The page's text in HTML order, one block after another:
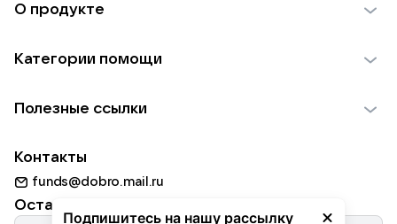
Подпишитесь на нашу рассылку
О продукте
Использование материалов
Для НКО
Партнерам
Категории помощи
Пожилым
Животным
Природе
Полезные ссылки
Добрый день
Контакты
funds@dobro.mail.ru
Оставайтесь с нами